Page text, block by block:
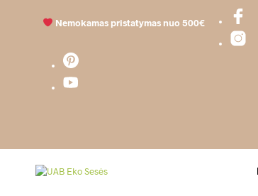
Nemokamas pristatymas nuo 500€